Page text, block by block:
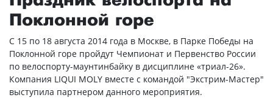
Поклонной горе
С 15 по 18 августа 2014 года в Москве, в Парке Победы на
Поклонной горе пройдут Чемпионат и Первенство России
по велоспорту-маунтинбайку в дисциплине «триал-26».
Компания LIQUI MOLY вместе с командой "Экстрим-Мастер"
выступила партнером данного мероприятия.